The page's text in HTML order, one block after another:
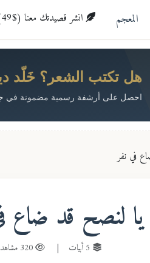
المعجم انشر قصيدتك معنا ($49)
هل تكتب الشعر؟ خَلّد
احصل على أرشفة رسمية مضمونة في
في نفر
يا لنصح قد ضاع
| 320 مشاهدة